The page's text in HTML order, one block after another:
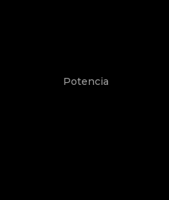
Potencia